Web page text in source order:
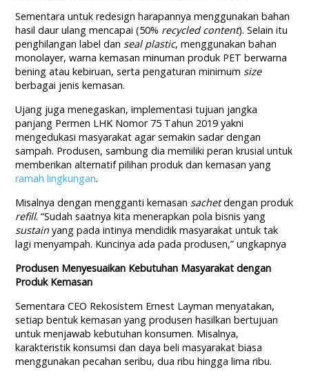
Sementara untuk redesign harapannya menggunakan bahan
hasil daur ulang mencapai (50% recycled content). Selain itu
penghilangan label dan seal plastic, menggunakan bahan
monolayer, warna kemasan minuman produk PET berwarna
bening atau kebiruan, serta pengaturan minimum size
berbagai jenis kemasan.
Ujang juga menegaskan, implementasi tujuan jangka
panjang Permen LHK Nomor 75 Tahun 2019 yakni
mengedukasi masyarakat agar semakin sadar dengan
sampah. Produsen, sambung dia memiliki peran krusial untuk
memberikan alternatif pilihan produk dan kemasan yang
ramah lingkungan.
Misalnya dengan mengganti kemasan sachetdengan produk
refill. “Sudah saatnya kita menerapkan pola bisnis yang
sustain yang pada intinya mendidik masyarakat untuk tak
lagi menyampah. Kuncinya ada pada produsen,” ungkapnya
Produsen Menyesuaikan Kebutuhan Masyarakat dengan
Produk Kemasan
Sementara CEO Rekosistem Ernest Layman menyatakan,
setiap bentuk kemasan yang produsen hasilkan bertujuan
untuk menjawab kebutuhan konsumen. Misalnya,
karakteristik konsumsi dan daya beli masyarakat biasa
menggunakan pecahan seribu, dua ribu hingga lima ribu.